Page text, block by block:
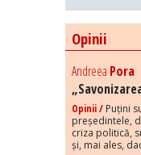
Opinii
Andreea Pora
Opinii / Puțini
președintele,
criza politică,
și, mai ales,